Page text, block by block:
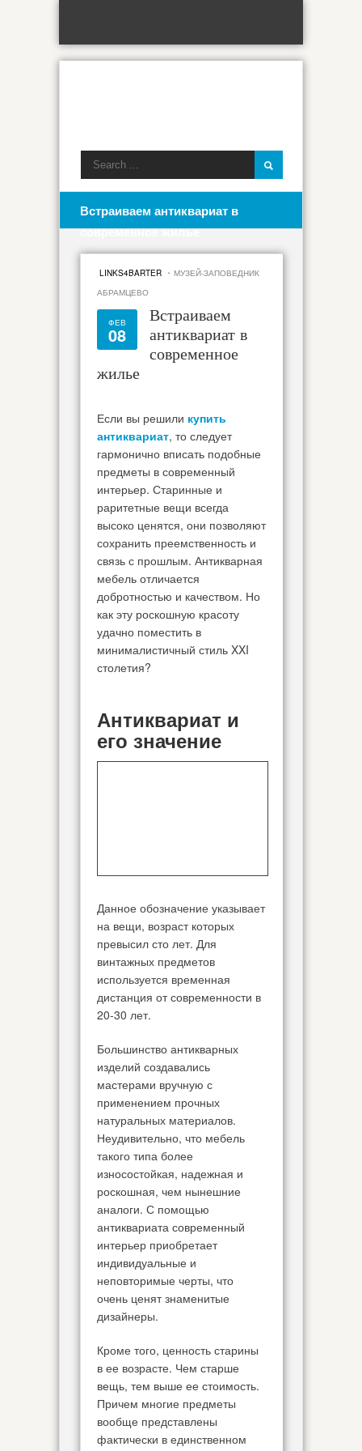
Встраиваем антиквариат в
современное жилье
LINKS4BARTER · МУЗЕЙ-ЗАПОВЕДНИК
АБРАМЦЕВО
ФЕВ
08
Встраиваем
антиквариат в
современное
жилье
Если вы решили купить
антиквариат, то следует
гармонично вписать подобные
предметы в современный
интерьер. Старинные и
раритетные вещи всегда
высоко ценятся, они позволяют
сохранить преемственность и
связь с прошлым. Антикварная
мебель отличается
добротностью и качеством. Но
как эту роскошную красоту
удачно поместить в
минималистичный стиль XXI
столетия?
Антиквариат и
его значение
Данное обозначение указывает
на вещи, возраст которых
превысил сто лет. Для
винтажных предметов
используется временная
дистанция от современности в
20-30 лет.
Большинство антикварных
изделий создавались
мастерами вручную с
применением прочных
натуральных материалов.
Неудивительно, что мебель
такого типа более
износостойкая, надежная и
роскошная, чем нынешние
аналоги. С помощью
антиквариата современный
интерьер приобретает
индивидуальные и
неповторимые черты, что
очень ценят знаменитые
дизайнеры.
Кроме того, ценность старины
в ее возрасте. Чем старше
вещь, тем выше ее стоимость.
Причем многие предметы
вообще представлены
фактически в единственном